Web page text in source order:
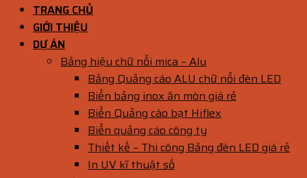
TRANG CHỦ
GIỚI THIỆU
DỰ ÁN
Bảng hiệu chữ nổi mica – Alu
Bảng Quảng cáo ALU chữ nổi đèn LED
Biển bảng inox ăn mòn giá rẻ
Biển Quảng cáo bạt Hiflex
Biển quảng cáo công ty
Thiết kế – Thi công Bảng đèn LED giá rẻ
In UV kĩ thuật số